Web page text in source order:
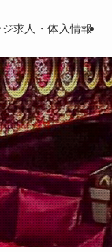
求人・体入情報